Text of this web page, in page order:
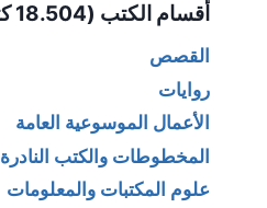
أقسام الكتب (18.504 كتاب)
القصص
روايات
الأعمال الموسوعية العامة
المخطوطات والكتب النادرة
علوم المكتبات والمعلومات